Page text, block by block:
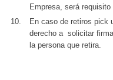
Empresa, será
En caso de retiros pick
derecho a solicitar
la persona que retira.